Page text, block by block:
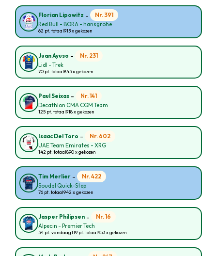
Florian Lipowitz - Nr. 391
Red Bull - BORA - hansgrohe
62 pt. totaal913 x gekozen
Juan Ayuso - Nr. 231
Lidl - Trek
70 pt. totaal843 x gekozen
Paul Seixas - Nr. 141
Decathlon CMA CGM Team
125 pt. totaal918 x gekozen
Isaac Del Toro - Nr. 602
UAE Team Emirates - XRG
142 pt. totaal890 x gekozen
Tim Merlier - Nr. 422
Soudal Quick-Step
76 pt. totaal942 x gekozen
Jasper Philipsen - Nr. 16
Alpecin - Premier Tech
34 pt. vandaag119 pt. totaal953 x gekozen